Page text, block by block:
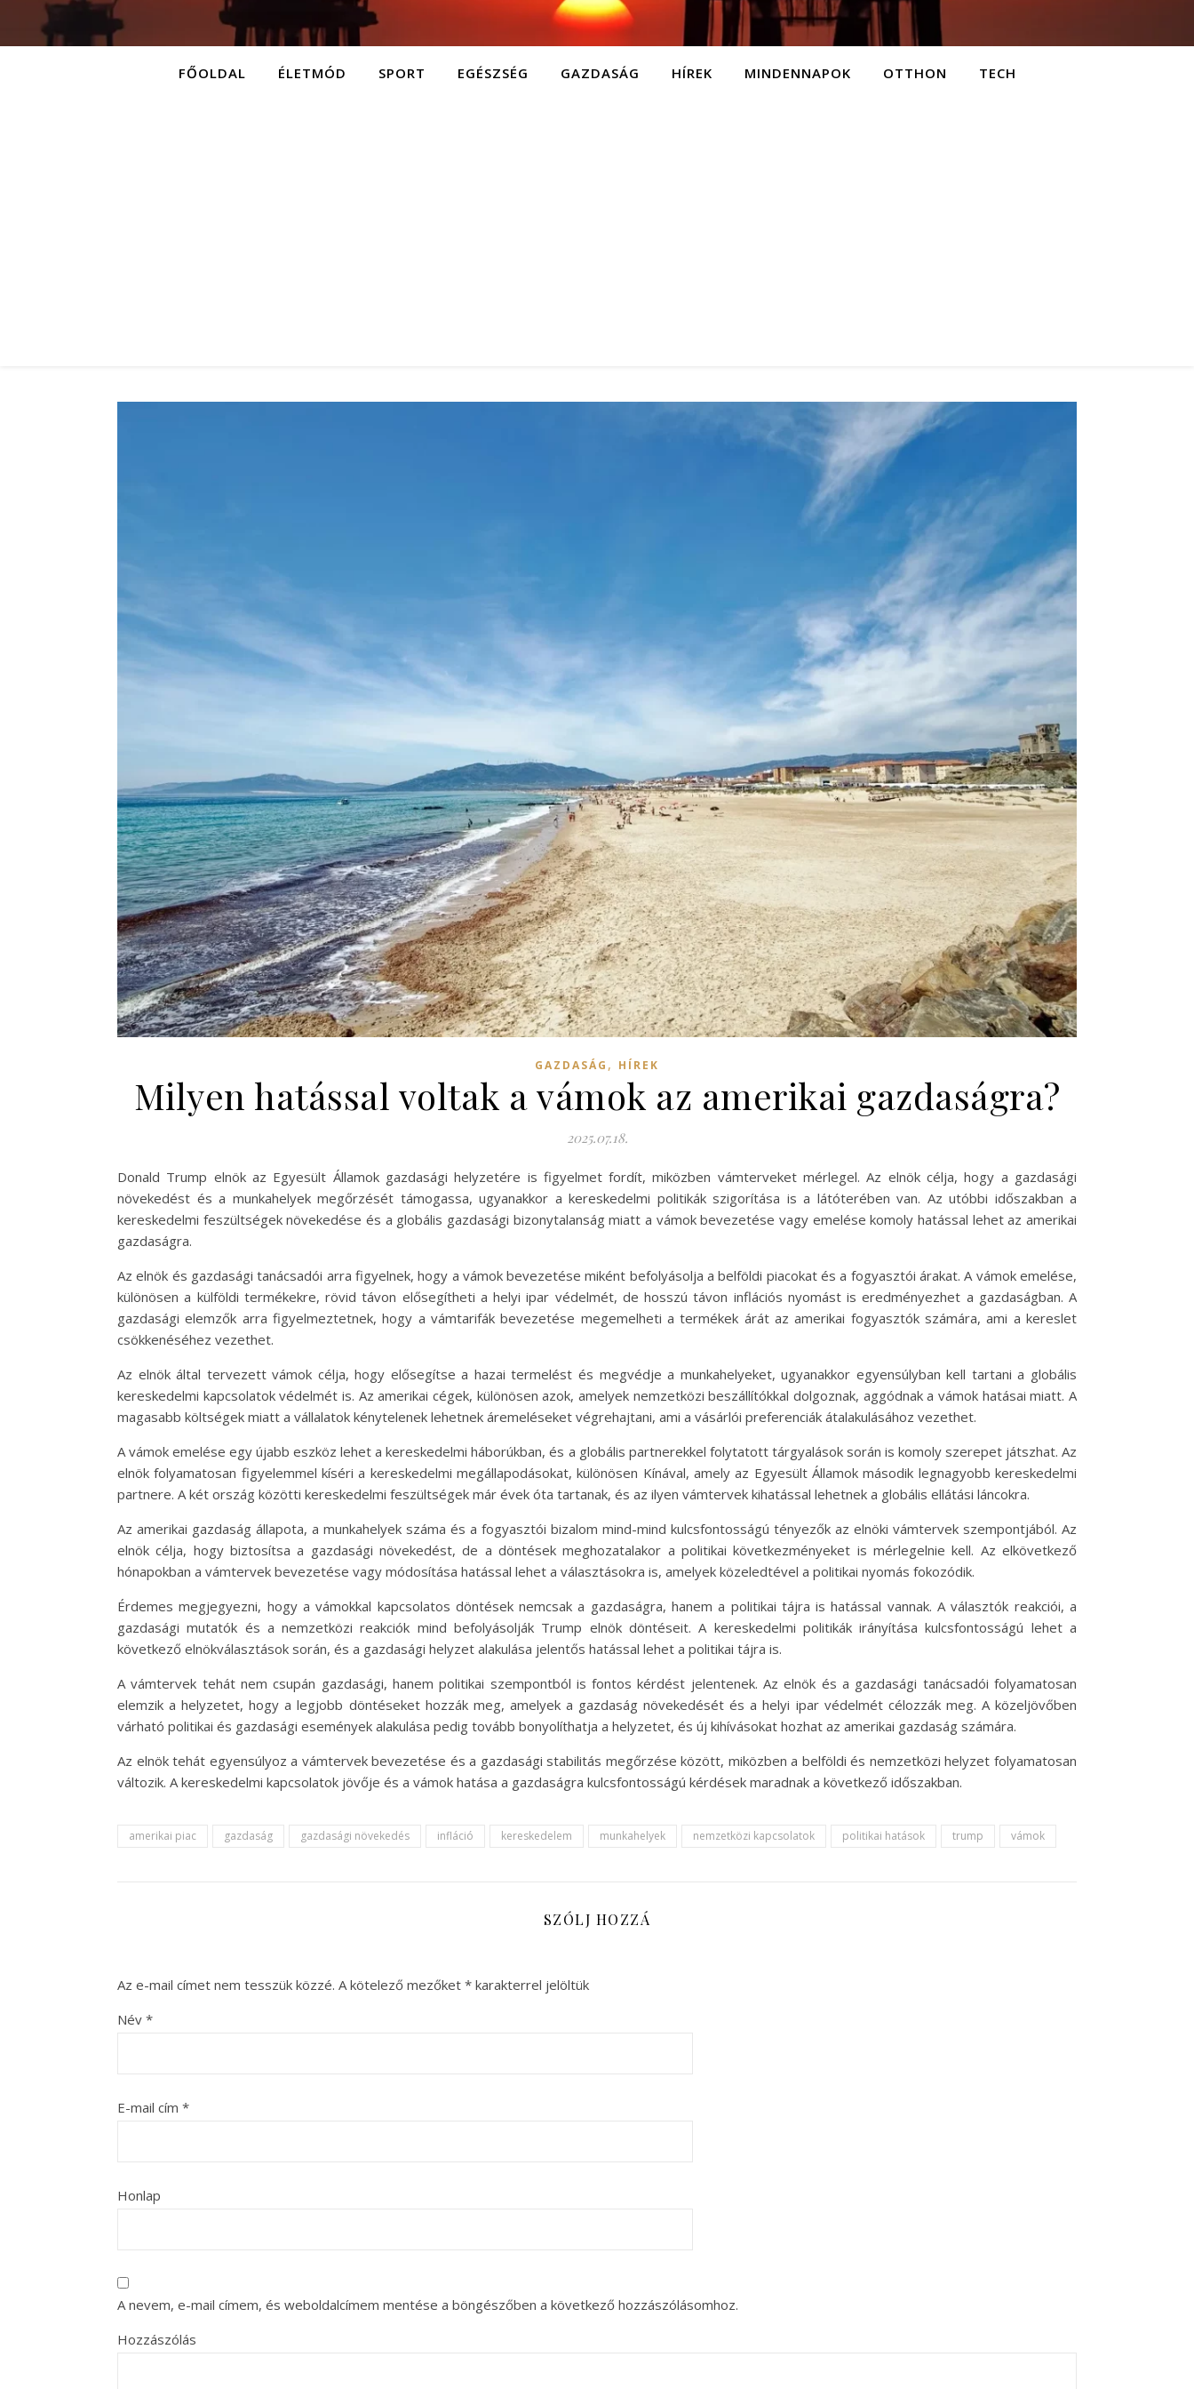
FŐOLDAL ÉLETMÓD SPORT EGÉSZSÉG GAZDASÁG HÍREK MINDENNAPOK OTTHON TECH
GAZDASÁG , HÍREK
Milyen hatással voltak a vámok az amerikai gazdaságra?
2025.07.18.
Donald Trump elnök az Egyesült Államok gazdasági helyzetére is figyelmet fordít, miközben vámterveket mérlegel. Az elnök célja, hogy a gazdasági
növekedést és a munkahelyek megőrzését támogassa, ugyanakkor a kereskedelmi politikák szigorítása is a látóterében van. Az utóbbi időszakban a
kereskedelmi feszültségek növekedése és a globális gazdasági bizonytalanság miatt a vámok bevezetése vagy emelése komoly hatással lehet az amerikai
gazdaságra.
Az elnök és gazdasági tanácsadói arra figyelnek, hogy a vámok bevezetése miként befolyásolja a belföldi piacokat és a fogyasztói árakat. A vámok emelése,
különösen a külföldi termékekre, rövid távon elősegítheti a helyi ipar védelmét, de hosszú távon inflációs nyomást is eredményezhet a gazdaságban. A
gazdasági elemzők arra figyelmeztetnek, hogy a vámtarifák bevezetése megemelheti a termékek árát az amerikai fogyasztók számára, ami a kereslet
csökkenéséhez vezethet.
Az elnök által tervezett vámok célja, hogy elősegítse a hazai termelést és megvédje a munkahelyeket, ugyanakkor egyensúlyban kell tartani a globális
kereskedelmi kapcsolatok védelmét is. Az amerikai cégek, különösen azok, amelyek nemzetközi beszállítókkal dolgoznak, aggódnak a vámok hatásai miatt. A
magasabb költségek miatt a vállalatok kénytelenek lehetnek áremeléseket végrehajtani, ami a vásárlói preferenciák átalakulásához vezethet.
A vámok emelése egy újabb eszköz lehet a kereskedelmi háborúkban, és a globális partnerekkel folytatott tárgyalások során is komoly szerepet játszhat. Az
elnök folyamatosan figyelemmel kíséri a kereskedelmi megállapodásokat, különösen Kínával, amely az Egyesült Államok második legnagyobb kereskedelmi
partnere. A két ország közötti kereskedelmi feszültségek már évek óta tartanak, és az ilyen vámtervek kihatással lehetnek a globális ellátási láncokra.
Az amerikai gazdaság állapota, a munkahelyek száma és a fogyasztói bizalom mind-mind kulcsfontosságú tényezők az elnöki vámtervek szempontjából. Az
elnök célja, hogy biztosítsa a gazdasági növekedést, de a döntések meghozatalakor a politikai következményeket is mérlegelnie kell. Az elkövetkező
hónapokban a vámtervek bevezetése vagy módosítása hatással lehet a választásokra is, amelyek közeledtével a politikai nyomás fokozódik.
Érdemes megjegyezni, hogy a vámokkal kapcsolatos döntések nemcsak a gazdaságra, hanem a politikai tájra is hatással vannak. A választók reakciói, a
gazdasági mutatók és a nemzetközi reakciók mind befolyásolják Trump elnök döntéseit. A kereskedelmi politikák irányítása kulcsfontosságú lehet a
következő elnökválasztások során, és a gazdasági helyzet alakulása jelentős hatással lehet a politikai tájra is.
A vámtervek tehát nem csupán gazdasági, hanem politikai szempontból is fontos kérdést jelentenek. Az elnök és a gazdasági tanácsadói folyamatosan
elemzik a helyzetet, hogy a legjobb döntéseket hozzák meg, amelyek a gazdaság növekedését és a helyi ipar védelmét célozzák meg. A közeljövőben
várható politikai és gazdasági események alakulása pedig tovább bonyolíthatja a helyzetet, és új kihívásokat hozhat az amerikai gazdaság számára.
Az elnök tehát egyensúlyoz a vámtervek bevezetése és a gazdasági stabilitás megőrzése között, miközben a belföldi és nemzetközi helyzet folyamatosan
változik. A kereskedelmi kapcsolatok jövője és a vámok hatása a gazdaságra kulcsfontosságú kérdések maradnak a következő időszakban.
amerikai piac gazdaság gazdasági növekedés infláció kereskedelem munkahelyek nemzetközi kapcsolatok politikai hatások trump vámok
SZÓLJ HOZZÁ
Az e-mail címet nem tesszük közzé. A kötelező mezőket * karakterrel jelöltük
Név *
E-mail cím *
Honlap
A nevem, e-mail címem, és weboldalcímem mentése a böngészőben a következő hozzászólásomhoz.
Hozzászólás